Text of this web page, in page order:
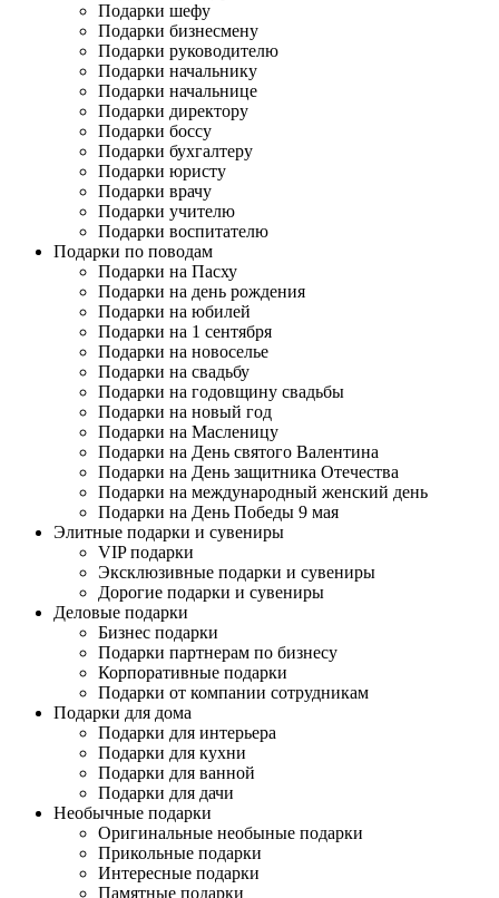
Подарки шефу
Подарки бизнесмену
Подарки руководителю
Подарки начальнику
Подарки начальнице
Подарки директору
Подарки боссу
Подарки бухгалтеру
Подарки юристу
Подарки врачу
Подарки учителю
Подарки воспитателю
Подарки по поводам
Подарки на Пасху
Подарки на день рождения
Подарки на юбилей
Подарки на 1 сентября
Подарки на новоселье
Подарки на свадьбу
Подарки на годовщину свадьбы
Подарки на новый год
Подарки на Масленицу
Подарки на День святого Валентина
Подарки на День защитника Отечества
Подарки на международный женский день
Подарки на День Победы 9 мая
Элитные подарки и сувениры
VIP подарки
Эксклюзивные подарки и сувениры
Дорогие подарки и сувениры
Деловые подарки
Бизнес подарки
Подарки партнерам по бизнесу
Корпоративные подарки
Подарки от компании сотрудникам
Подарки для дома
Подарки для интерьера
Подарки для кухни
Подарки для ванной
Подарки для дачи
Необычные подарки
Оригинальные необыные подарки
Прикольные подарки
Интересные подарки
Памятные подарки